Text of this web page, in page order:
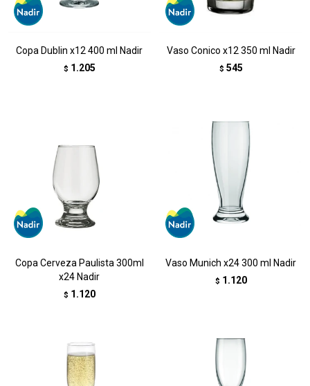
Copa Dublin x12 400 ml Nadir
$ 1.205
Vaso Conico x12 350 ml Nadir
$ 545
Copa Cerveza Paulista 300ml
x24 Nadir
$ 1.120
Vaso Munich x24 300 ml Nadir
$ 1.120